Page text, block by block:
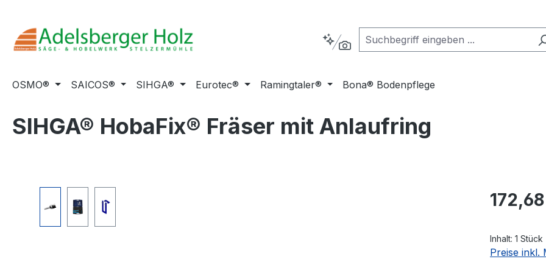
OSMO® SAICOS® SIHGA® Eurotec® Ramingtaler® Bona® Bodenpflege
SIHGA® HobaFix® Fräser mit Anlaufring
Regulärer
Inhalt: 1 Stück
Preise inkl.